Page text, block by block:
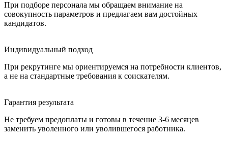
При подборе персонала мы обращаем внимание на
совокупность параметров и предлагаем вам достойных
кандидатов.
Индивидуальный подход
При рекрутинге мы ориентируемся на потребности клиентов,
а не на стандартные требования к соискателям.
Гарантия результата
Не требуем предоплаты и готовы в течение 3-6 месяцев
заменить уволенного или уволившегося работника.